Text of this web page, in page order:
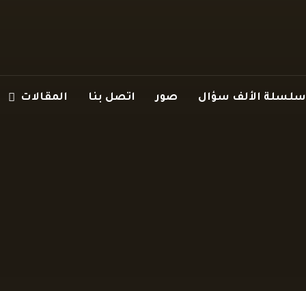
سلسلة الألف سؤال صور اتصل بنا المقالات